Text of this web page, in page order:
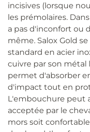
incisives (lorsque
les prémolaires.
a pas d'inconfort ou
même. Salox Gold
standard en acier
cuivre par son
permet d'absorber
d'impact tout en
L'embouchure peut
acceptée par le
mors soit